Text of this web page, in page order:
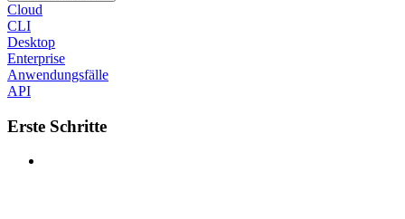
Cloud
CLI
Desktop
Enterprise
Anwendungsfälle
API
Erste Schritte